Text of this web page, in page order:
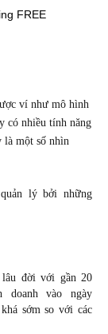
FREE
ví như mô hình
có nhiều tính năng
một số nhìn
lý bởi những
đời với gần 20
doanh vào ngày
sớm so với các